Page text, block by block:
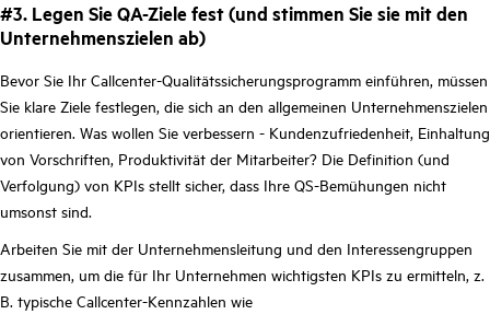
#3. Legen Sie QA-Ziele fest (und stimmen Sie sie mit den
Unternehmenszielen ab)
Bevor Sie Ihr Callcenter-Qualitätssicherungsprogramm einführen, müssen
Sie klare Ziele festlegen, die sich an den allgemeinen Unternehmenszielen
orientieren. Was wollen Sie verbessern - Kundenzufriedenheit, Einhaltung
von Vorschriften, Produktivität der Mitarbeiter? Die Definition (und
Verfolgung) von KPIs stellt sicher, dass Ihre QS-Bemühungen nicht
umsonst sind.
Arbeiten Sie mit der Unternehmensleitung und den Interessengruppen
zusammen, um die für Ihr Unternehmen wichtigsten KPIs zu ermitteln, z.
B. typische Callcenter-Kennzahlen wie